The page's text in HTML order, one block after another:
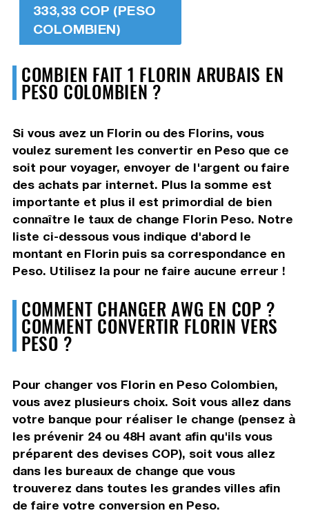
333,33 COP (PESO
COLOMBIEN)
COMBIEN FAIT 1 FLORIN ARUBAIS EN
PESO COLOMBIEN ?
Si vous avez un Florin ou des Florins, vous
voulez surement les convertir en Peso que ce
soit pour voyager, envoyer de l'argent ou faire
des achats par internet. Plus la somme est
importante et plus il est primordial de bien
connaître le taux de change Florin Peso. Notre
liste ci-dessous vous indique d'abord le
montant en Florin puis sa correspondance en
Peso. Utilisez la pour ne faire aucune erreur !
COMMENT CHANGER AWG EN COP ?
COMMENT CONVERTIR FLORIN VERS
PESO ?
Pour changer vos Florin en Peso Colombien,
vous avez plusieurs choix. Soit vous allez dans
votre banque pour réaliser le change (pensez à
les prévenir 24 ou 48H avant afin qu'ils vous
préparent des devises COP), soit vous allez
dans les bureaux de change que vous
trouverez dans toutes les grandes villes afin
de faire votre conversion en Peso.